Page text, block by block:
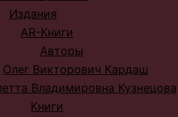
Издания
AR-Книги
Авторы
Олег Викторович Кардаш
Владимировна Кузнецова
Книги